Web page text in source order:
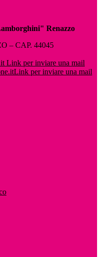
Renazzo
– CAP. 44045
Link per inviare una mail
Link per inviare una mail